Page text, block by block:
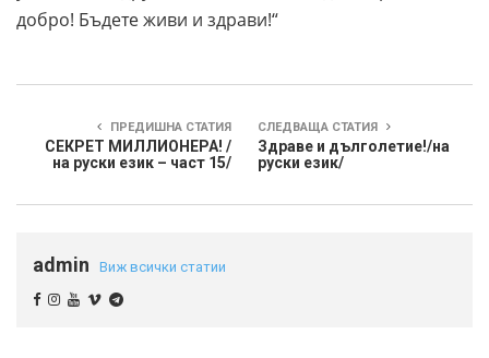
добро! Бъдете живи и здрави!“
ПРЕДИШНА СТАТИЯ
СЕКРЕТ МИЛЛИОНЕРА! /
на руски език – част 15/
СЛЕДВАЩА СТАТИЯ
Здраве и дълголетие!/на
руски език/
admin Виж всички статии